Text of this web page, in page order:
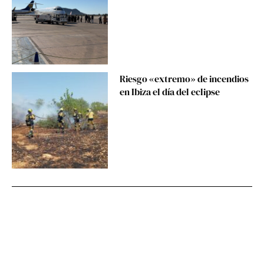
Riesgo «extremo» de incendios
en Ibiza el día del eclipse